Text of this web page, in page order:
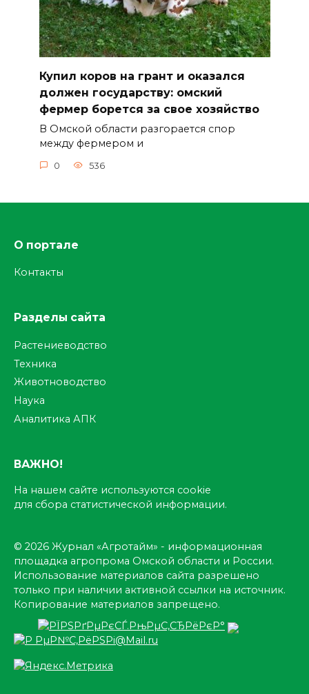
Купил коров на грант и оказался
должен государству: омский
фермер борется за свое хозяйство
В Омской области разгорается спор
между фермером и
0 536
О портале
Контакты
Разделы сайта
Растениеводство
Техника
Животноводство
Наука
Аналитика АПК
ВАЖНО!
На нашем сайте используются cookie
для сбора статистической информации.
© 2026 Журнал «Агротайм» - информационная
площадка агропрома Омской области и России.
Использование материалов сайта разрешено
только при наличии активной ссылки на источник.
Копирование материалов запрещено.